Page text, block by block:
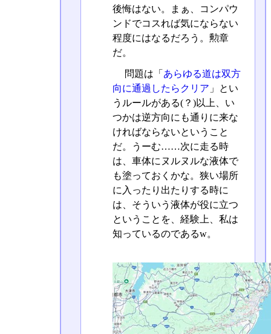
後悔はない。まぁ、コンパウ
ンドでコスれば気にならない
程度にはなるだろう。勲章
だ。
問題は「 あらゆる道は双方
向に通過したらクリア 」とい
うルールがある(？)以上、い
つかは逆方向にも通りに来な
ければならないということ
だ。うーむ……次に走る時
は、車体にヌルヌルな液体で
も塗っておくかな。狭い場所
に入ったり出たりする時に
は、そういう液体が役に立つ
ということを、経験上、私は
知っているのであるw。